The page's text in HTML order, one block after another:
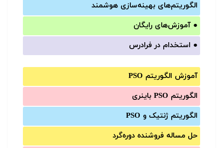
الگوریتم‌های بهینه‌سازی هوشمند
● آموزش‌های رایگان
● استخدام در فرادرس
آموزش الگوریتم PSO
الگوریتم PSO باینری
الگوریتم ژنتیک و PSO
حل مساله فروشنده دوره‌گرد